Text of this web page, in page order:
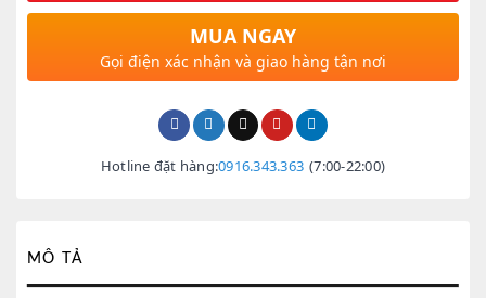
MUA NGAY
Gọi điện xác nhận và giao hàng tận nơi
Hotline đặt hàng:0916.343.363 (7:00-22:00)
MÔ TẢ